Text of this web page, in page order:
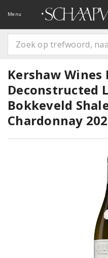
Menu
Kershaw Wines
Deconstructed
Bokkeveld
Chardonnay